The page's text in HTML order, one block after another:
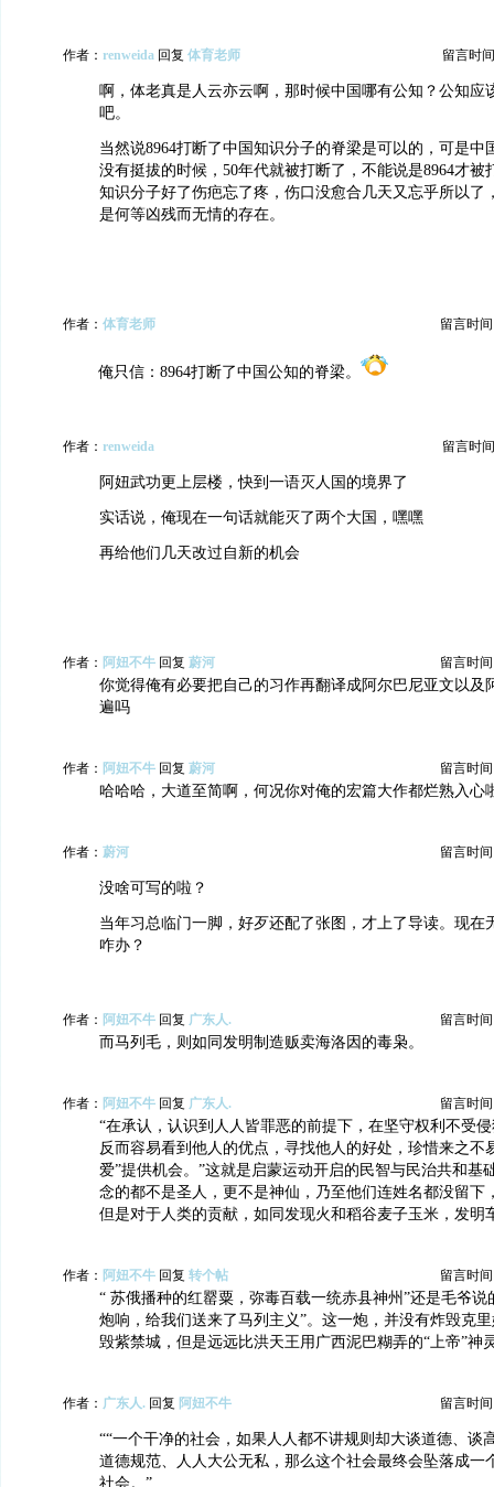
作者： renweida 回复 体育老师 留言时
啊，体老真是人云亦云啊，那时候中国哪有公知？公知应
吧。
当然说8964打断了中国知识分子的脊梁是可以的，可是中
没有挺拔的时候，50年代就被打断了，不能说是8964才被
知识分子好了伤疤忘了疼，伤口没愈合几天又忘乎所以了
是何等凶残而无情的存在。
作者： 体育老师 留言时间
俺只信：8964打断了中国公知的脊梁。
作者： renweida 留言时
阿妞武功更上层楼，快到一语灭人国的境界了
实话说，俺现在一句话就能灭了两个大国，嘿嘿
再给他们几天改过自新的机会
作者： 阿妞不牛 回复 蔚河 留言时间
你觉得俺有必要把自己的习作再翻译成阿尔巴尼亚文以及
遍吗
作者： 阿妞不牛 回复 蔚河 留言时间
哈哈哈，大道至简啊，何况你对俺的宏篇大作都烂熟入心
作者： 蔚河 留言时间
没啥可写的啦？
当年习总临门一脚，好歹还配了张图，才上了导读。现在
咋办？
作者： 阿妞不牛 回复 广东人. 留言时间
而马列毛，则如同发明制造贩卖海洛因的毒枭。
作者： 阿妞不牛 回复 广东人. 留言时间
“在承认，认识到人人皆罪恶的前提下，在坚守权利不受
反而容易看到他人的优点，寻找他人的好处，珍惜来之不
爱”提供机会。”这就是启蒙运动开启的民智与民治共和基
念的都不是圣人，更不是神仙，乃至他们连姓名都没留下
但是对于人类的贡献，如同发现火和稻谷麦子玉米，发明
作者： 阿妞不牛 回复 转个帖 留言时间
“ 苏俄播种的红罂粟，弥毒百载一统赤县神州”还是毛爷
炮响，给我们送来了马列主义”。这一炮，并没有炸毁克
毁紫禁城，但是远远比洪天王用广西泥巴糊弄的“上帝”神
作者： 广东人. 回复 阿妞不牛 留言时间
““一个干净的社会，如果人人都不讲规则却大谈道德、谈
道德规范、人人大公无私，那么这个社会最终会坠落成一
社会。”